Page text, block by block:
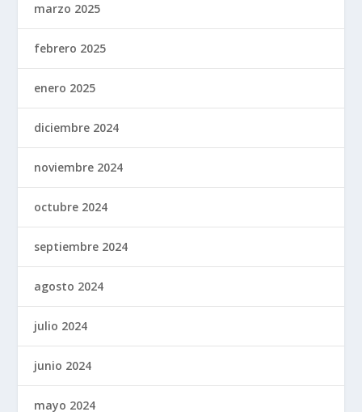
marzo 2025
febrero 2025
enero 2025
diciembre 2024
noviembre 2024
octubre 2024
septiembre 2024
agosto 2024
julio 2024
junio 2024
mayo 2024